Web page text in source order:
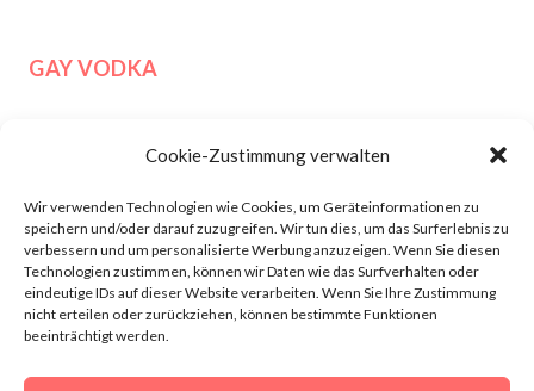
Cookie-Zustimmung verwalten
Wir verwenden Technologien wie Cookies, um Geräteinformationen zu
speichern und/oder darauf zuzugreifen. Wir tun dies, um das Surferlebnis zu
verbessern und um personalisierte Werbung anzuzeigen. Wenn Sie diesen
Technologien zustimmen, können wir Daten wie das Surfverhalten oder
eindeutige IDs auf dieser Website verarbeiten. Wenn Sie Ihre Zustimmung
nicht erteilen oder zurückziehen, können bestimmte Funktionen
beeinträchtigt werden.
GAY VODKA
Blog
Mein Konto
SERVICE